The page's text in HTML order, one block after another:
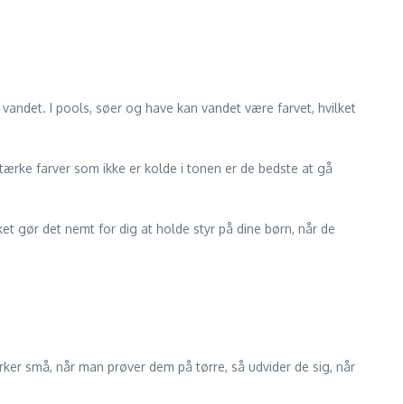
I pools, søer og have kan vandet være farvet, hvilket
farver som ikke er kolde i tonen er de bedste at gå
gør det nemt for dig at holde styr på dine børn, når de
små, når man prøver dem på tørre, så udvider de sig, når